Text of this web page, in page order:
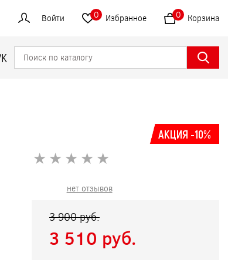
Войти Избранное
0 Корзина
0
АКЦИЯ -10%
★ ★ ★ ★ ★
★ ★ ★ ★ ★
нет отзывов
3 900 pуб.
3 510 pуб.